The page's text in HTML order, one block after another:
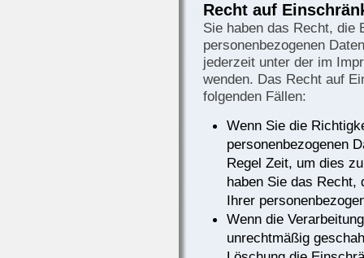
Recht auf
Sie haben das Recht, die
personenbezogenen
jederzeit unter der im
wenden. Das Recht auf
folgenden Fällen:
Wenn Sie die
personenbezogenen
Regel Zeit, um dies
haben Sie das Recht,
Ihrer
Wenn die
unrechtmäßig